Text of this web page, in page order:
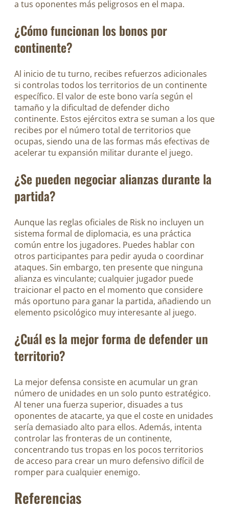
a tus oponentes más peligrosos en el mapa.
¿Cómo funcionan los bonos por
continente?
Al inicio de tu turno, recibes refuerzos adicionales
si controlas todos los territorios de un continente
específico. El valor de este bono varía según el
tamaño y la dificultad de defender dicho
continente. Estos ejércitos extra se suman a los que
recibes por el número total de territorios que
ocupas, siendo una de las formas más efectivas de
acelerar tu expansión militar durante el juego.
¿Se pueden negociar alianzas durante la
partida?
Aunque las reglas oficiales de Risk no incluyen un
sistema formal de diplomacia, es una práctica
común entre los jugadores. Puedes hablar con
otros participantes para pedir ayuda o coordinar
ataques. Sin embargo, ten presente que ninguna
alianza es vinculante; cualquier jugador puede
traicionar el pacto en el momento que considere
más oportuno para ganar la partida, añadiendo un
elemento psicológico muy interesante al juego.
¿Cuál es la mejor forma de defender un
territorio?
La mejor defensa consiste en acumular un gran
número de unidades en un solo punto estratégico.
Al tener una fuerza superior, disuades a tus
oponentes de atacarte, ya que el coste en unidades
sería demasiado alto para ellos. Además, intenta
controlar las fronteras de un continente,
concentrando tus tropas en los pocos territorios
de acceso para crear un muro defensivo difícil de
romper para cualquier enemigo.
Referencias